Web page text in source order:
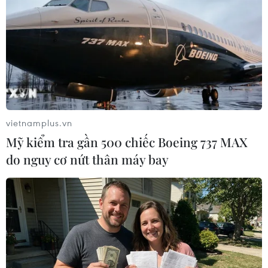
TIN LIÊN QUAN
vietnamplus.vn
Mỹ kiểm tra gần 500 chiếc Boeing 737 MAX
do nguy cơ nứt thân máy bay